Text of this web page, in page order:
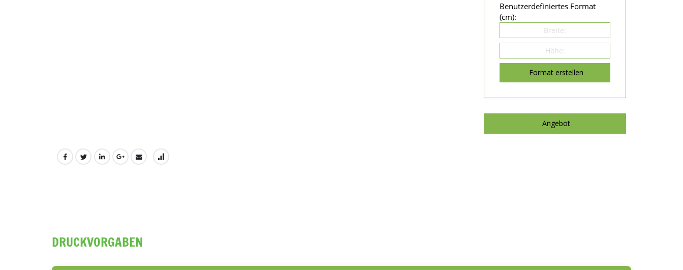
Benutzerdefiniertes Format
(cm):
Format erstellen
Angebot
DRUCKVORGABEN